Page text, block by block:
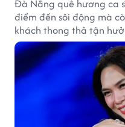
Đà Nẵng quê hương ca
điểm đến sôi động mà
khách thong thả tận